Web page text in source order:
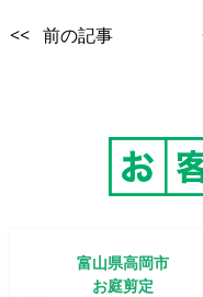
<< 前の記事
富山県高岡市
お庭剪定